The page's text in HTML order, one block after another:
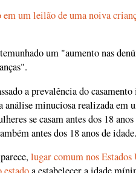
em um leilão de uma noiva
um "aumento nas
a prevalência do
minuciosa realizada em
se casam antes dos 18
antes dos 18 anos de
lugar comum nos Estados